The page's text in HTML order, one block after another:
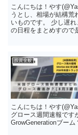
こんにちは！やす
うとし、相場が結構荒
いものです。 少し遅
の日程をまとめすので
投資全般
こんにちは！やす
グロース週間速報です
GrowGenerationブーム